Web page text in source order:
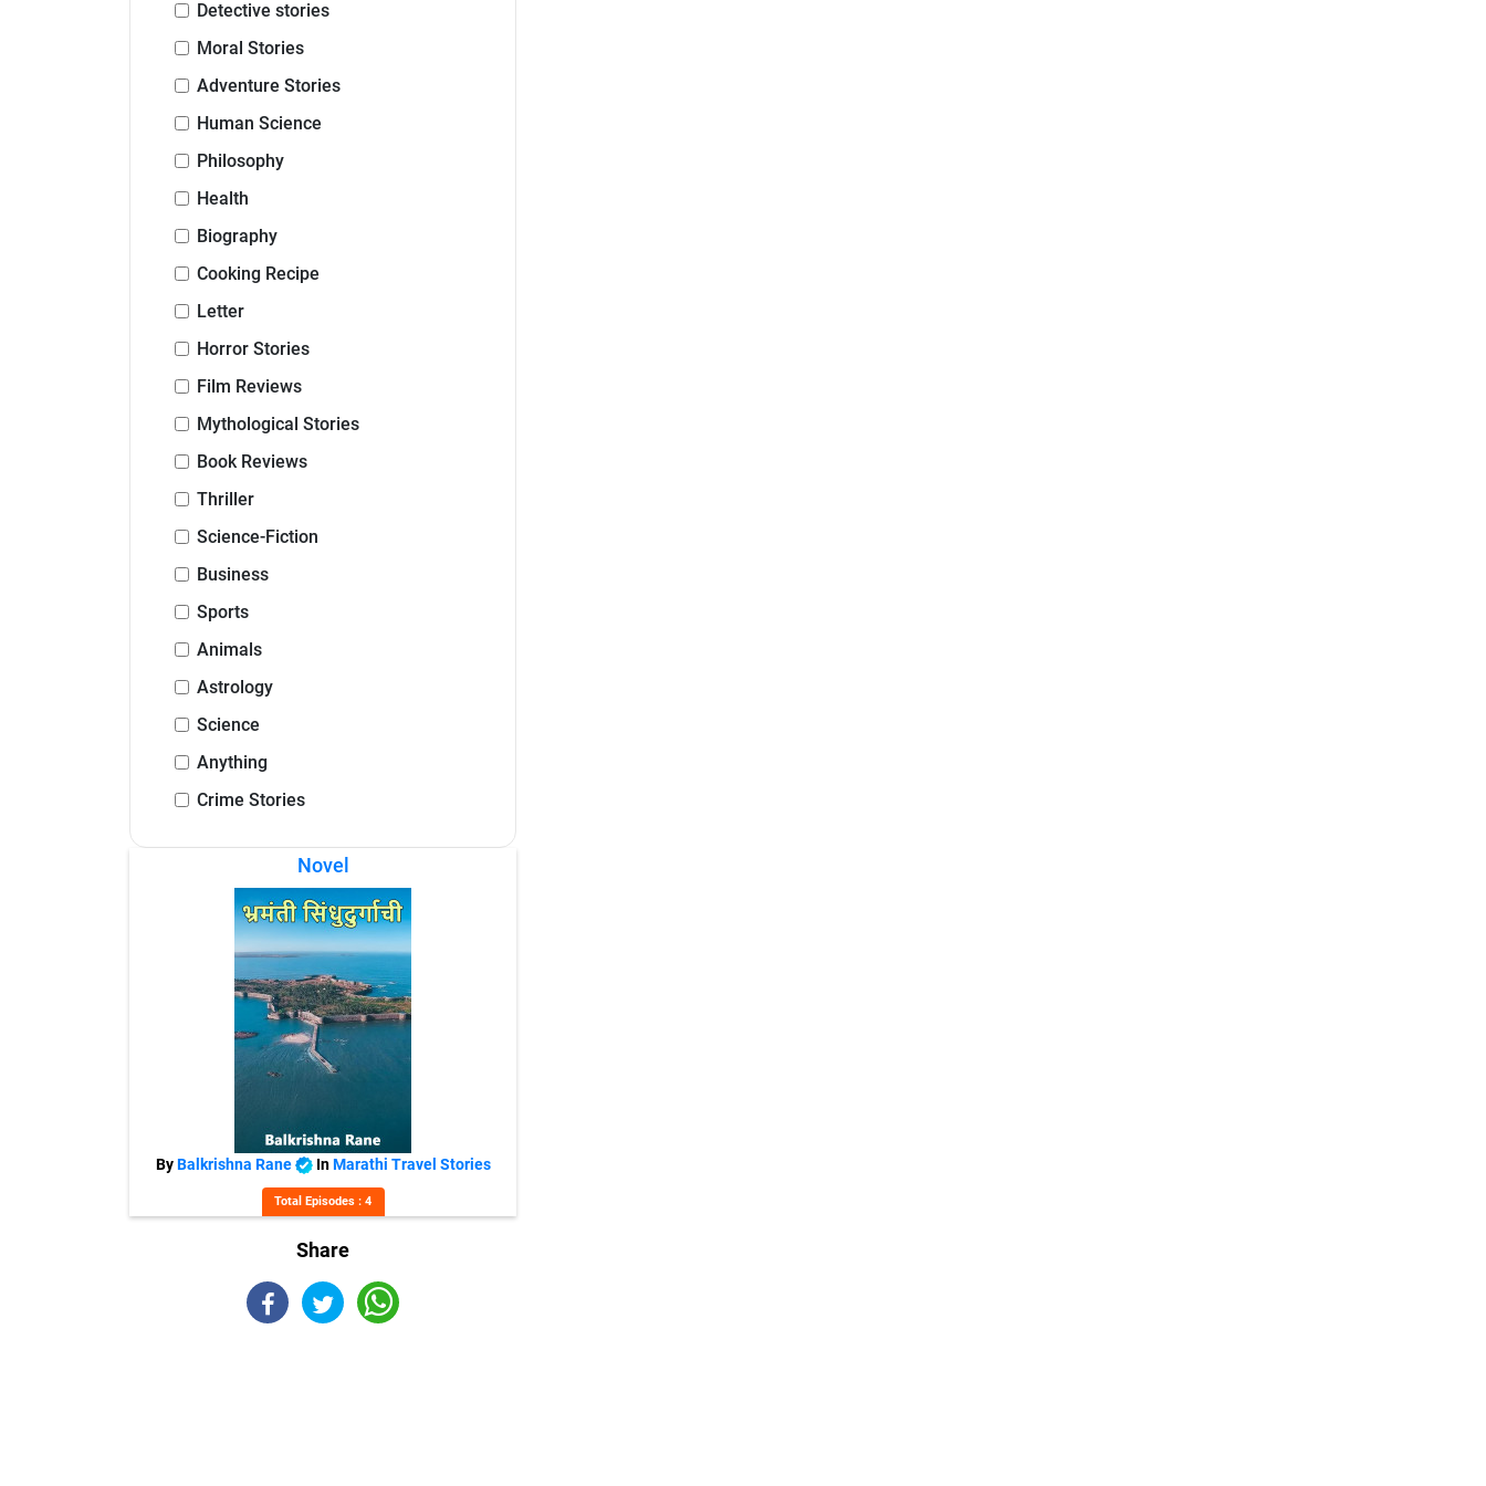
Detective stories
Moral Stories
Adventure Stories
Human Science
Philosophy
Health
Biography
Cooking Recipe
Letter
Horror Stories
Film Reviews
Mythological Stories
Book Reviews
Thriller
Science-Fiction
Business
Sports
Animals
Astrology
Science
Anything
Crime Stories
Novel
ByBalkrishna Rane InMarathi Travel Stories
Total Episodes : 4
Share